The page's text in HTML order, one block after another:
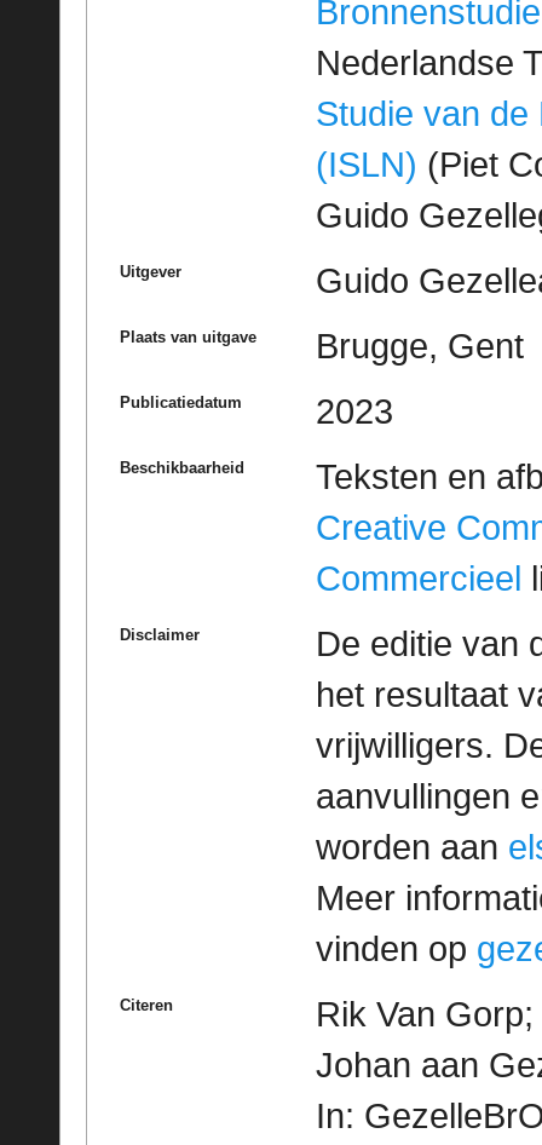
Bronnenstudie
Nederlandse
Studie van de
(ISLN) (Piet
Guido
Uitgever Guido
Plaats van uitgave Brugge, Gent
Publicatiedatum 2023
Beschikbaarheid
Teksten en
Creative
Commercieel
Disclaimer
De editie van
het resultaat
vrijwilligers.
aanvullingen
worden aan
Meer
vinden op
Citeren
Rik Van
Johan aan
In: